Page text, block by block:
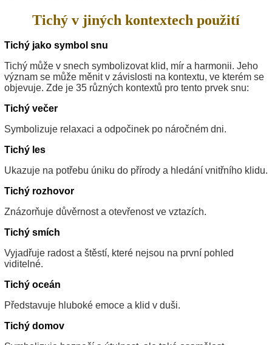
Tichý v jiných kontextech použití
Tichý jako symbol snu
Tichý může v snech symbolizovat klid, mír a harmonii. Jeho
význam se může měnit v závislosti na kontextu, ve kterém se
objevuje. Zde je 35 různých kontextů pro tento prvek snu:
Tichý večer
Symbolizuje relaxaci a odpočinek po náročném dni.
Tichý les
Ukazuje na potřebu úniku do přírody a hledání vnitřního klidu.
Tichý rozhovor
Znázorňuje důvěrnost a otevřenost ve vztazích.
Tichý smích
Vyjadřuje radost a štěstí, které nejsou na první pohled
viditelné.
Tichý oceán
Představuje hluboké emoce a klid v duši.
Tichý domov